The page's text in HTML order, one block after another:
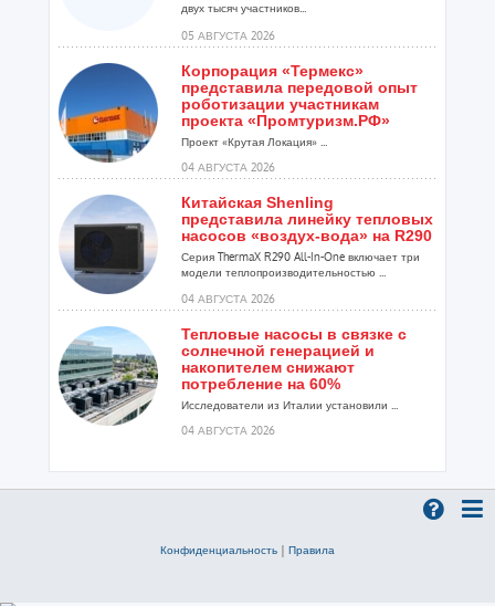
двух тысяч участников...
05 АВГУСТА 2026
Корпорация «Термекс»
представила передовой опыт
роботизации участникам
проекта «Промтуризм.РФ»
Проект «Крутая Локация» ...
04 АВГУСТА 2026
Китайская Shenling
представила линейку тепловых
насосов «воздух-вода» на R290
Серия ThermaX R290 All-In-One включает три
модели теплопроизводительностью ...
04 АВГУСТА 2026
Тепловые насосы в связке с
солнечной генерацией и
накопителем снижают
потребление на 60%
Исследователи из Италии установили ...
04 АВГУСТА 2026
Конфиденциальность | Правила